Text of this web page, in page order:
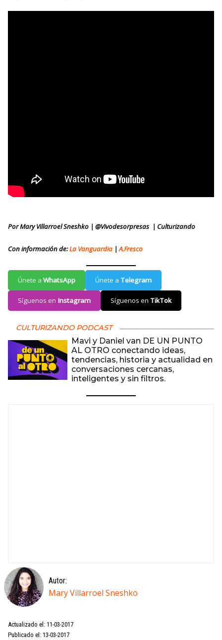
Por Mary Villarroel Sneshko | @Vivodesorpresas | Culturizando
Con información de:La Vanguardia | A.Fresco
Únete a WhatsApp Únete a Telegram
Síguenos en Instagram Síguenos en TikTok
CULTURIZANDO PODCAST
Mavi y Daniel van DE UN PUNTO
AL OTRO conectando ideas,
tendencias, historia y actualidad en
conversaciones cercanas,
inteligentes y sin filtros.
Autor:
Mary Villarroel Sneshko
Actualizado el: 11-03-2017
Publicado el: 13-03-2017